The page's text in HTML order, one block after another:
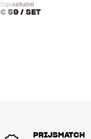
Signaalkabel
€ 59 / SET
PRIJSMATCH